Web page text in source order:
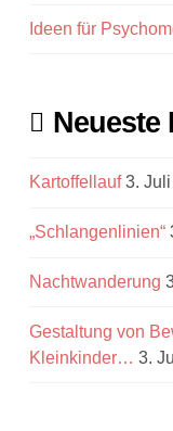
Ideen für
Neueste
Kartoffellauf 3.
„Schlangenlinien“
Nachtwanderung
Gestaltung von
Kleinkinder… 3.